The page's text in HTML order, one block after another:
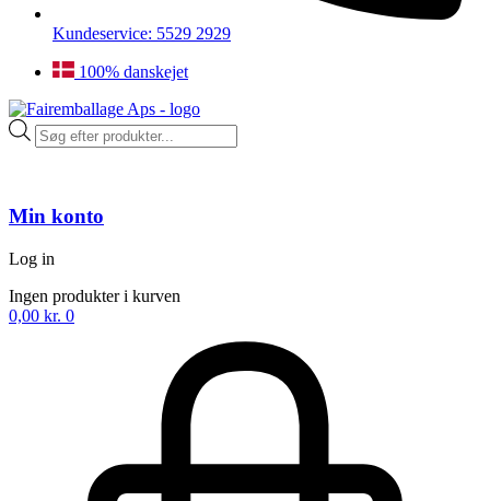
Kundeservice: 5529 2929
100% danskejet
Products
search
Min konto
Log in
Ingen produkter i kurven
0,00 kr. 0